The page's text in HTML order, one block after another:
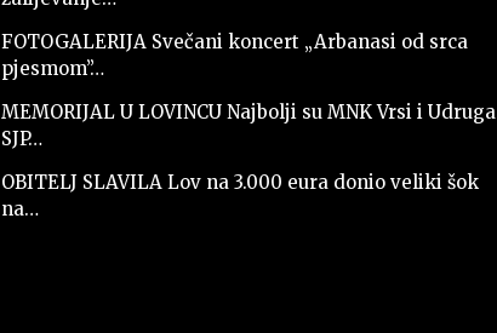
FOTOGALERIJA Svečani koncert „Arbanasi od srca
pjesmom”…
MEMORIJAL U LOVINCU Najbolji su MNK Vrsi i Udruga
SJP…
OBITELJ SLAVILA Lov na 3.000 eura donio veliki šok
na…